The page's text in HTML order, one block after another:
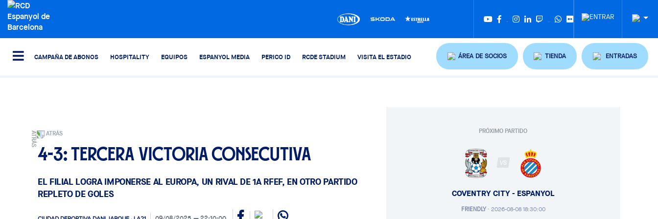
CAMPAÑA DE ABONOS HOSPITALITY EQUIPOS ESPANYOL MEDIA PERICO ID RCDE STADIUM VISITA EL ESTADIO ÁREA DE SOCIOS TIENDA ENTRADAS
ATRÁS
4-3: Tercera victoria consecutiva
EL FILIAL LOGRA IMPONERSE AL EUROPA, UN RIVAL DE 1A RFEF, EN OTRO PARTIDO
REPLETO DE GOLES
PRÓXIMO PARTIDO
VS
COVENTRY CITY - ESPANYOL
FRIENDLY· 2026-08-08 18:30:00